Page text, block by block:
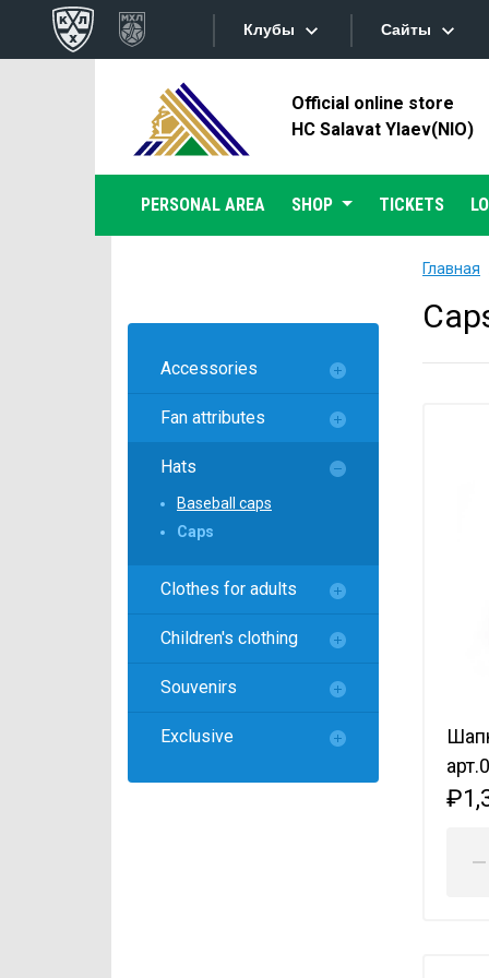
Клубы
Конференция «Запад»
Дивизион Боброва
Динамо Мн
Динамо М
Сайты
Сайты
Official online store
HC Salavat Ylaev(NIO)
PERSONAL AREA SHOP TICKETS
Accessories
Fan attributes
Hats
Baseball caps
Caps
Clothes for adults
Children's clothing
Souvenirs
Exclusive
Главная